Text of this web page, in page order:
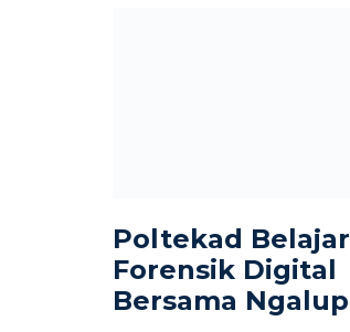
Poltekad Belajar
Forensik Digital
Bersama Ngalup